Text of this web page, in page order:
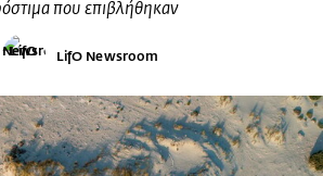
που επιβλήθηκαν
LifO Newsroom